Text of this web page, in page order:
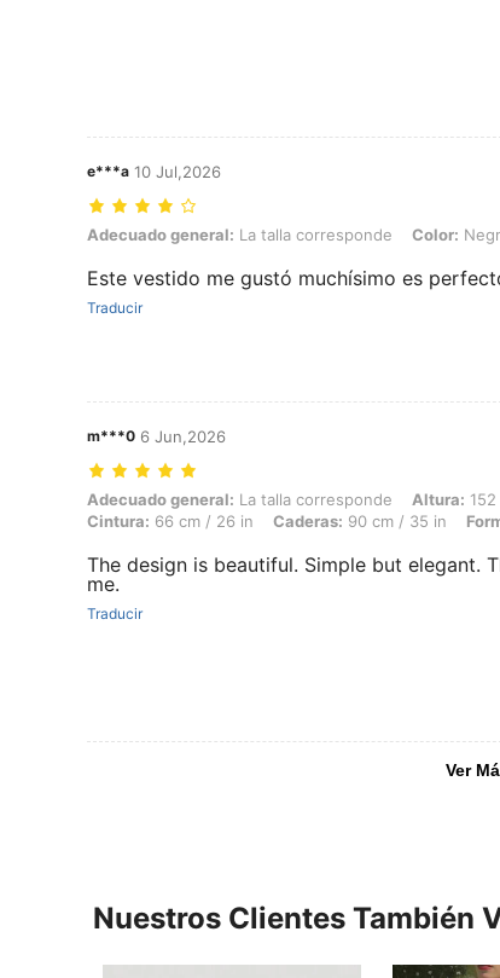
e***a 10 Jul,2026
Adecuado general: La talla corresponde, Color: Negro, Talla: L
Adecuado general: La talla corresponde Color:
Este vestido me gustó muchísimo es
Traducir
m***0 6 Jun,2026
Adecuado general: La talla corresponde, Altura: 152 cm / 60
Adecuado general: La talla corresponde Altura:
Cintura: 66 cm / 26 in Caderas: 90 cm / 35 in
The design is beautiful. Simple but elegant.
me.
Traducir
Ver
Nuestros Clientes También